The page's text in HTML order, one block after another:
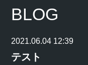
BLOG
2021.06.04 12:39
テスト